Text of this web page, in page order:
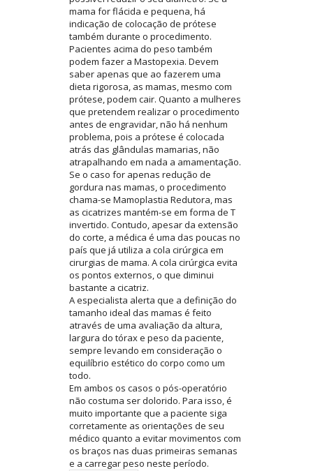
mama for flácida e pequena, há
indicação de colocação de prótese
também durante o procedimento.
Pacientes acima do peso também
podem fazer a Mastopexia. Devem
saber apenas que ao fazerem uma
dieta rigorosa, as mamas, mesmo com
prótese, podem cair. Quanto a mulheres
que pretendem realizar o procedimento
antes de engravidar, não há nenhum
problema, pois a prótese é colocada
atrás das glândulas mamarias, não
atrapalhando em nada a amamentação.
Se o caso for apenas redução de
gordura nas mamas, o procedimento
chama-se Mamoplastia Redutora, mas
as cicatrizes mantém-se em forma de T
invertido. Contudo, apesar da extensão
do corte, a médica é uma das poucas no
país que já utiliza a cola cirúrgica em
cirurgias de mama. A cola cirúrgica evita
os pontos externos, o que diminui
bastante a cicatriz.
A especialista alerta que a definição do
tamanho ideal das mamas é feito
através de uma avaliação da altura,
largura do tórax e peso da paciente,
sempre levando em consideração o
equilíbrio estético do corpo como um
todo.
Em ambos os casos o pós-operatório
não costuma ser dolorido. Para isso, é
muito importante que a paciente siga
corretamente as orientações de seu
médico quanto a evitar movimentos com
os braços nas duas primeiras semanas
e a carregar peso neste período.